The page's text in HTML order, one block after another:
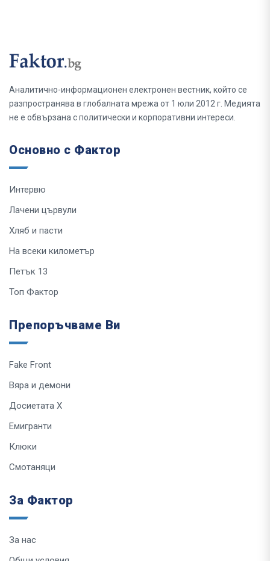
Аналитично-информационен електронен вестник, който се
разпространява в глобалната мрежа от 1 юли 2012 г. Медията
не е обвързана с политически и корпоративни интереси.
Основно с Фактор
Интервю
Лачени цървули
Хляб и пасти
На всеки километър
Петък 13
Топ Фактор
Препоръчваме Ви
Fake Front
Вяра и демони
Досиетата Х
Емигранти
Клюки
Смотаняци
За Фактор
За нас